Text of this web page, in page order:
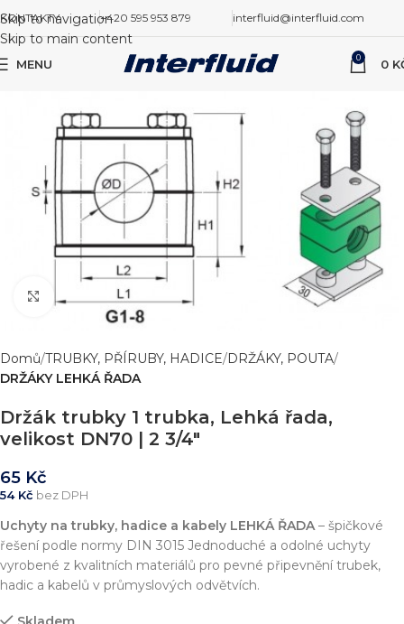
Skip to navigation
Skip to main content
KONTAKTY +420 595 953 879 interfluid@interfluid.com
MENU 0 0
Zvětšit obrázek
Domů TRUBKY, PŘÍRUBY, HADICE DRŽÁKY, POUTA
DRŽÁKY LEHKÁ ŘADA
Držák trubky 1 trubka, Lehká řada,
velikost DN70 | 2 3/4″
65 Kč
54 Kč bez DPH
Uchyty na trubky, hadice a kabely LEHKÁ ŘADA– špičkové
řešení podle normy DIN 3015 Jednoduché a odolné uchyty
vyrobené z kvalitních materiálů pro pevné připevnění trubek,
hadic a kabelů v průmyslových odvětvích.